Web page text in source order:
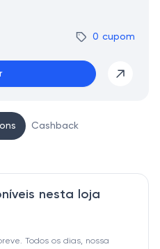
0 cupom
Cashback
nesta loja
Todos os dias, nossa